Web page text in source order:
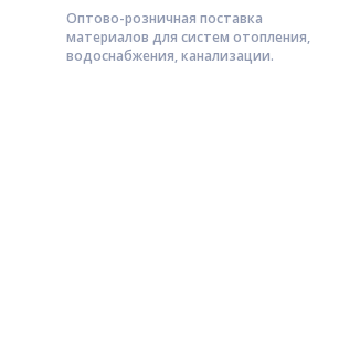
Оптово-розничная поставка
материалов для систем отопления,
водоснабжения, канализации.